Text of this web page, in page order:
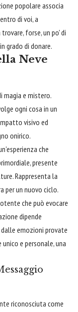
popolare associa
di voi, a
forse, un po' di
grado di donare.
Neve
magia e mistero.
ogni cosa in un
visivo ed
onirico.
che
presente
Rappresenta la
per un nuovo ciclo.
che può evocare
dipende
emozioni provate
e personale, una
riconosciuta come